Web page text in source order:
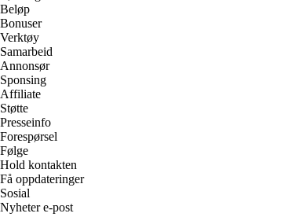
Beløp
Bonuser
Verktøy
Samarbeid
Annonsør
Sponsing
Affiliate
Støtte
Presseinfo
Forespørsel
Følge
Hold kontakten
Få oppdateringer
Sosial
Nyheter e-post